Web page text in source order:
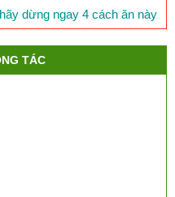
chết vì bệnh đái tháo đường
TÁC